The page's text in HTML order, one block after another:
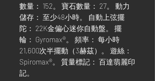
數量： 152。 寶石數量： 27。 動力
儲存： 至少48小時。 自動上弦擺
陀： 22K金偏心迷你自動盤。 擺
輪： Gyromax®。 頻率： 每小時
21,600次半擺動（3赫茲）。 遊絲：
Spiromax®。 質量標記： 百達翡麗印
記。